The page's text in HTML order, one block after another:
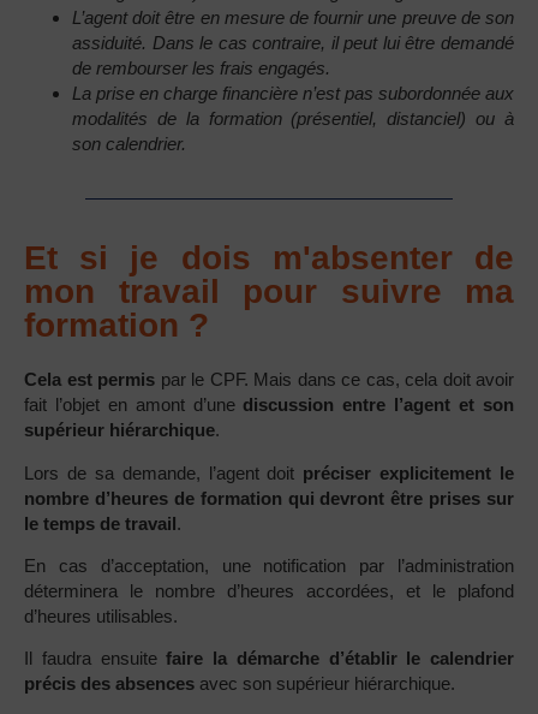
L’agent doit être en mesure de fournir une preuve de son
assiduité. Dans le cas contraire, il peut lui être demandé
de rembourser les frais engagés.
La prise en charge financière n’est pas subordonnée aux
modalités de la formation (présentiel, distanciel) ou à
son calendrier.
Et si je dois m'absenter de
mon travail pour suivre ma
formation ?
Cela est permis par le CPF. Mais dans ce cas, cela doit avoir
fait l’objet en amont d’une discussion entre l’agent et son
supérieur hiérarchique.
Lors de sa demande, l’agent doit préciser explicitement le
nombre d’heures de formation qui devront être prises sur
le temps de travail.
En cas d’acceptation, une notification par l’administration
déterminera le nombre d’heures accordées, et le plafond
d’heures utilisables.
Il faudra ensuitefaire la démarche d’établir le calendrier
précis des absences avec son supérieur hiérarchique.